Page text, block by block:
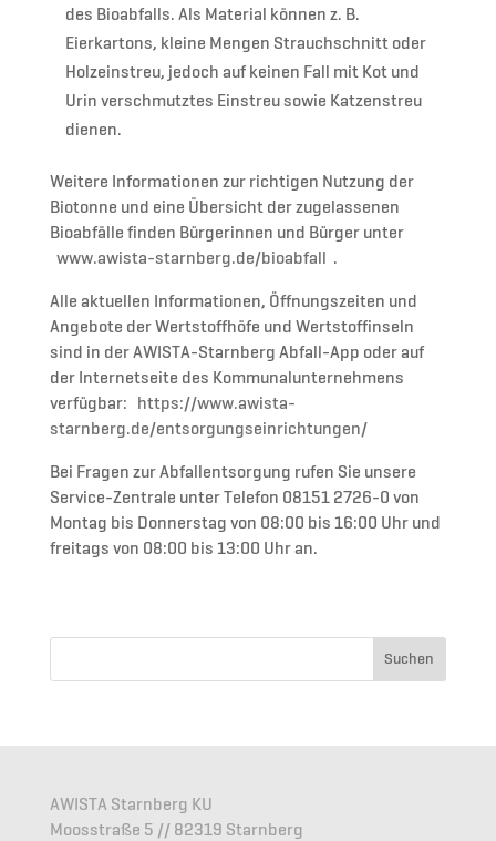
des Bioabfalls. Als Material können z. B.
Eierkartons, kleine Mengen Strauchschnitt oder
Holzeinstreu, jedoch auf keinen Fall mit Kot und
Urin verschmutztes Einstreu sowie Katzenstreu
dienen.
Weitere Informationen zur richtigen Nutzung der
Biotonne und eine Übersicht der zugelassenen
Bioabfälle finden Bürgerinnen und Bürger unter
www.awista-starnberg.de/bioabfall
.
Alle aktuellen Informationen, Öffnungszeiten und
Angebote der Wertstoffhöfe und Wertstoffinseln
sind in der AWISTA-Starnberg Abfall-App oder auf
der Internetseite des Kommunalunternehmens
verfügbar:
https://www.awista-
starnberg.de/entsorgungseinrichtungen/
Bei Fragen zur Abfallentsorgung rufen Sie unsere
Service-Zentrale unter Telefon 08151 2726-0 von
Montag bis Donnerstag von 08:00 bis 16:00 Uhr und
freitags von 08:00 bis 13:00 Uhr an.
AWISTA Starnberg KU
Moosstraße 5 // 82319 Starnberg